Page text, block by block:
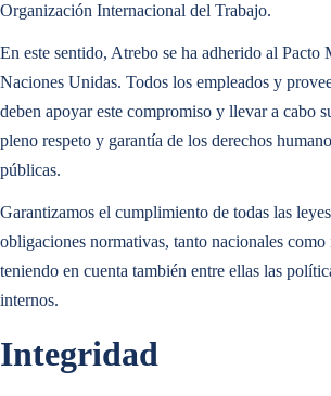
Organización Internacional del Trabajo.
En este sentido, Atrebo se ha adherido al Pacto
Naciones Unidas. Todos los empleados y
deben apoyar este compromiso y llevar a cabo
pleno respeto y garantía de los derechos
públicas.
Garantizamos el cumplimiento de todas las
obligaciones normativas, tanto nacionales como
teniendo en cuenta también entre ellas las
internos.
Integridad